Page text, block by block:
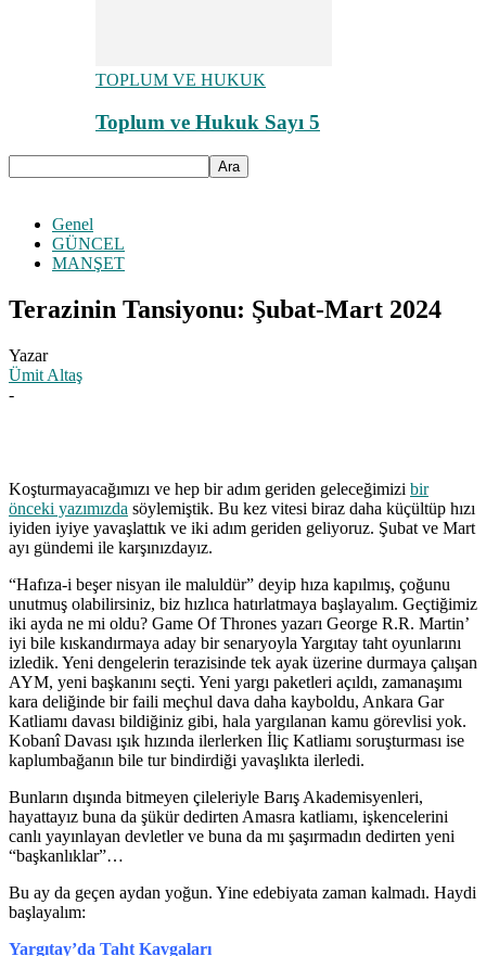
TOPLUM VE HUKUK
Toplum ve Hukuk Sayı 5
Genel
GÜNCEL
MANŞET
Terazinin Tansiyonu: Şubat-Mart 2024
Yazar
Ümit Altaş
-
Koşturmayacağımızı ve hep bir adım geriden geleceğimizi bir
önceki yazımızda söylemiştik. Bu kez vitesi biraz daha küçültüp hızı
iyiden iyiye yavaşlattık ve iki adım geriden geliyoruz. Şubat ve Mart
ayı gündemi ile karşınızdayız.
“Hafıza-i beşer nisyan ile maluldür” deyip hıza kapılmış, çoğunu
unutmuş olabilirsiniz, biz hızlıca hatırlatmaya başlayalım. Geçtiğimiz
iki ayda ne mi oldu? Game Of Thrones yazarı George R.R. Martin’
iyi bile kıskandırmaya aday bir senaryoyla Yargıtay taht oyunlarını
izledik. Yeni dengelerin terazisinde tek ayak üzerine durmaya çalışan
AYM, yeni başkanını seçti. Yeni yargı paketleri açıldı, zamanaşımı
kara deliğinde bir faili meçhul dava daha kayboldu, Ankara Gar
Katliamı davası bildiğiniz gibi, hala yargılanan kamu görevlisi yok.
Kobanî Davası ışık hızında ilerlerken İliç Katliamı soruşturması ise
kaplumbağanın bile tur bindirdiği yavaşlıkta ilerledi.
Bunların dışında bitmeyen çileleriyle Barış Akademisyenleri,
hayattayız buna da şükür dedirten Amasra katliamı, işkencelerini
canlı yayınlayan devletler ve buna da mı şaşırmadın dedirten yeni
“başkanlıklar”…
Bu ay da geçen aydan yoğun. Yine edebiyata zaman kalmadı. Haydi
başlayalım:
Yargıtay’da Taht Kavgaları